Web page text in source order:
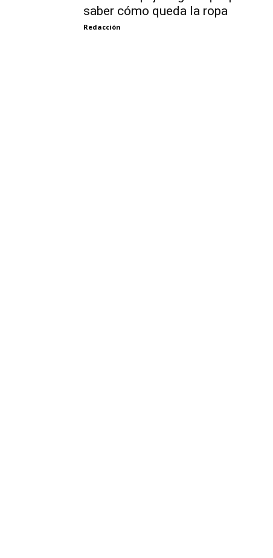
saber cómo queda la ropa
Redacción